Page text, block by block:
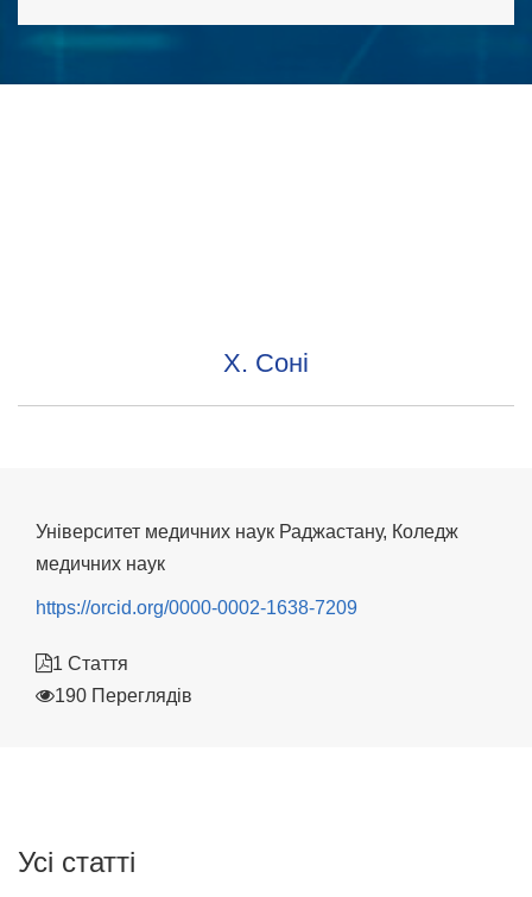
Х. Соні
Університет медичних наук Раджастану, Коледж
медичних наук
https://orcid.org/0000-0002-1638-7209
1 Стаття
190 Переглядів
Усі статті